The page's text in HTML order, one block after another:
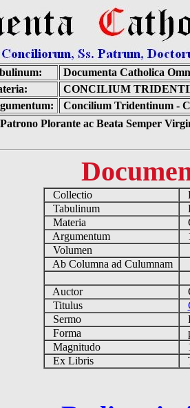
Documenta Catholica
CONCILIUM
Concilium Tridentinum -
Plorante ac Beata Semper
Collectio
Tabulinum
Materia
Argumentum
Volumen
Ab Columna ad Culumnam
Auctor
Titulus
Sermo
Forma
Magnitudo
Ex Libris